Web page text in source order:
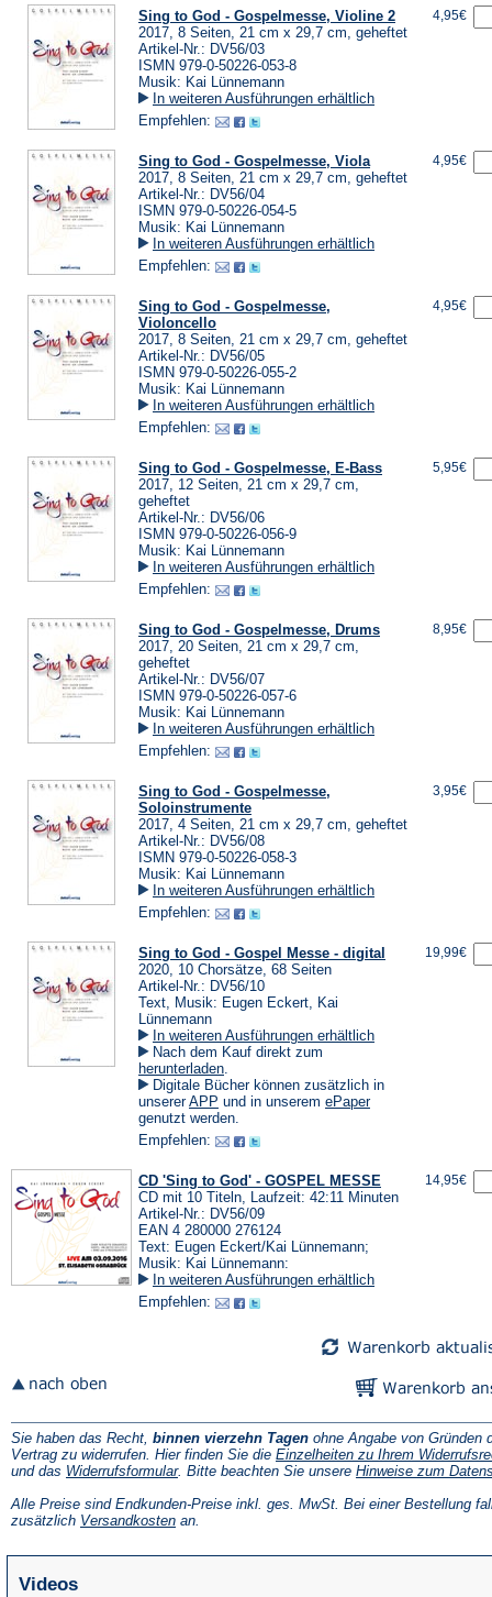
Sing to God - Gospelmesse, Violine 2
2017, 8 Seiten, 21 cm x 29,7 cm, geheftet
Artikel-Nr.: DV56/03
ISMN 979-0-50226-053-8
Musik: Kai Lünnemann
In weiteren Ausführungen erhältlich
Empfehlen:
4,95€
Sing to God - Gospelmesse, Viola
2017, 8 Seiten, 21 cm x 29,7 cm, geheftet
Artikel-Nr.: DV56/04
ISMN 979-0-50226-054-5
Musik: Kai Lünnemann
In weiteren Ausführungen erhältlich
Empfehlen:
4,95€
Sing to God - Gospelmesse,
Violoncello
2017, 8 Seiten, 21 cm x 29,7 cm, geheftet
Artikel-Nr.: DV56/05
ISMN 979-0-50226-055-2
Musik: Kai Lünnemann
In weiteren Ausführungen erhältlich
Empfehlen:
4,95€
Sing to God - Gospelmesse, E-Bass
2017, 12 Seiten, 21 cm x 29,7 cm,
geheftet
Artikel-Nr.: DV56/06
ISMN 979-0-50226-056-9
Musik: Kai Lünnemann
In weiteren Ausführungen erhältlich
Empfehlen:
5,95€
Sing to God - Gospelmesse, Drums
2017, 20 Seiten, 21 cm x 29,7 cm,
geheftet
Artikel-Nr.: DV56/07
ISMN 979-0-50226-057-6
Musik: Kai Lünnemann
In weiteren Ausführungen erhältlich
Empfehlen:
8,95€
Sing to God - Gospelmesse,
Soloinstrumente
2017, 4 Seiten, 21 cm x 29,7 cm, geheftet
Artikel-Nr.: DV56/08
ISMN 979-0-50226-058-3
Musik: Kai Lünnemann
In weiteren Ausführungen erhältlich
Empfehlen:
3,95€
Sing to God - Gospel Messe - digital
2020, 10 Chorsätze, 68 Seiten
Artikel-Nr.: DV56/10
Text, Musik: Eugen Eckert, Kai
Lünnemann
In weiteren Ausführungen erhältlich
Nach dem Kauf direkt zum
herunterladen(Öffnet
in
einem
neuen
.
Digitale Bücher können zusätzlich in
unsererAPP (Öffnet
in
neuen
und in unserem ePaper(Öffnet
genutzt werden.
Empfehlen:
19,99€
CD 'Sing to God' - GOSPEL MESSE
CD mit 10 Titeln, Laufzeit: 42:11 Minuten
Artikel-Nr.: DV56/09
EAN 4 280000 276124
Text: Eugen Eckert/Kai Lünnemann;
Musik: Kai Lünnemann:
In weiteren Ausführungen erhältlich
Empfehlen:
14,95€
Sie haben das Recht, binnen vierzehn Tagen ohne Angabe von Gründen
Vertrag zu widerrufen. Hier finden Sie die Einzelheiten zu Ihrem
und das Widerrufsformular(Öffnet
einem
neuen
. Bitte beachten Sie unsere Hinweise zum
Alle Preise sind Endkunden-Preise inkl. ges. MwSt. Bei einer Bestellung
zusätzlich Versandkosten(Öffnet
an.
Videos